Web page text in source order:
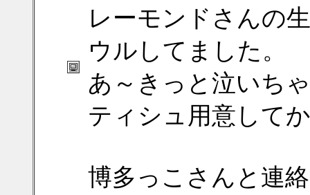
レーモンドさんの
ウルしてました。
あ～きっと泣いち
ティシュ用意して
博多っこさんと連